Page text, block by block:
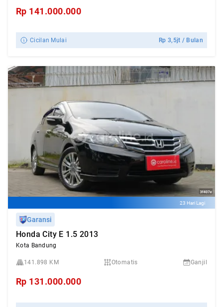
Rp 141.000.000
Cicilan Mulai Rp3,5jt / Bulan
23 Hari Lagi
Garansi
Honda City E 1.5 2013
Kota Bandung
141.898 KM Otomatis Ganjil
Rp 131.000.000